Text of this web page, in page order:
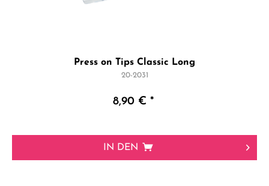
Press on Tips Classic Long
20-2031
8,90 € *
IN DEN